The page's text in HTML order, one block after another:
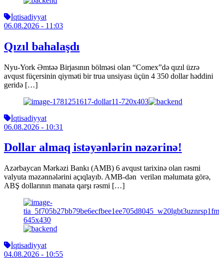
İqtisadiyyat
06.08.2026 - 11:03
Qızıl bahalaşdı
Nyu-York Əmtəə Birjasının bölməsi olan “Comex”də qızıl üzrə
avqust füçersinin qiyməti bir trua unsiyası üçün 4 350 dollar həddini
geridə […]
İqtisadiyyat
06.08.2026 - 10:31
Dollar almaq istəyənlərin nəzərinə!
Azərbaycan Mərkəzi Bankı (AMB) 6 avqust tarixinə olan rəsmi
valyuta məzənnələrini açıqlayıb. AMB-dən verilən məlumata görə,
ABŞ dollarının manata qarşı rəsmi […]
İqtisadiyyat
04.08.2026 - 10:55